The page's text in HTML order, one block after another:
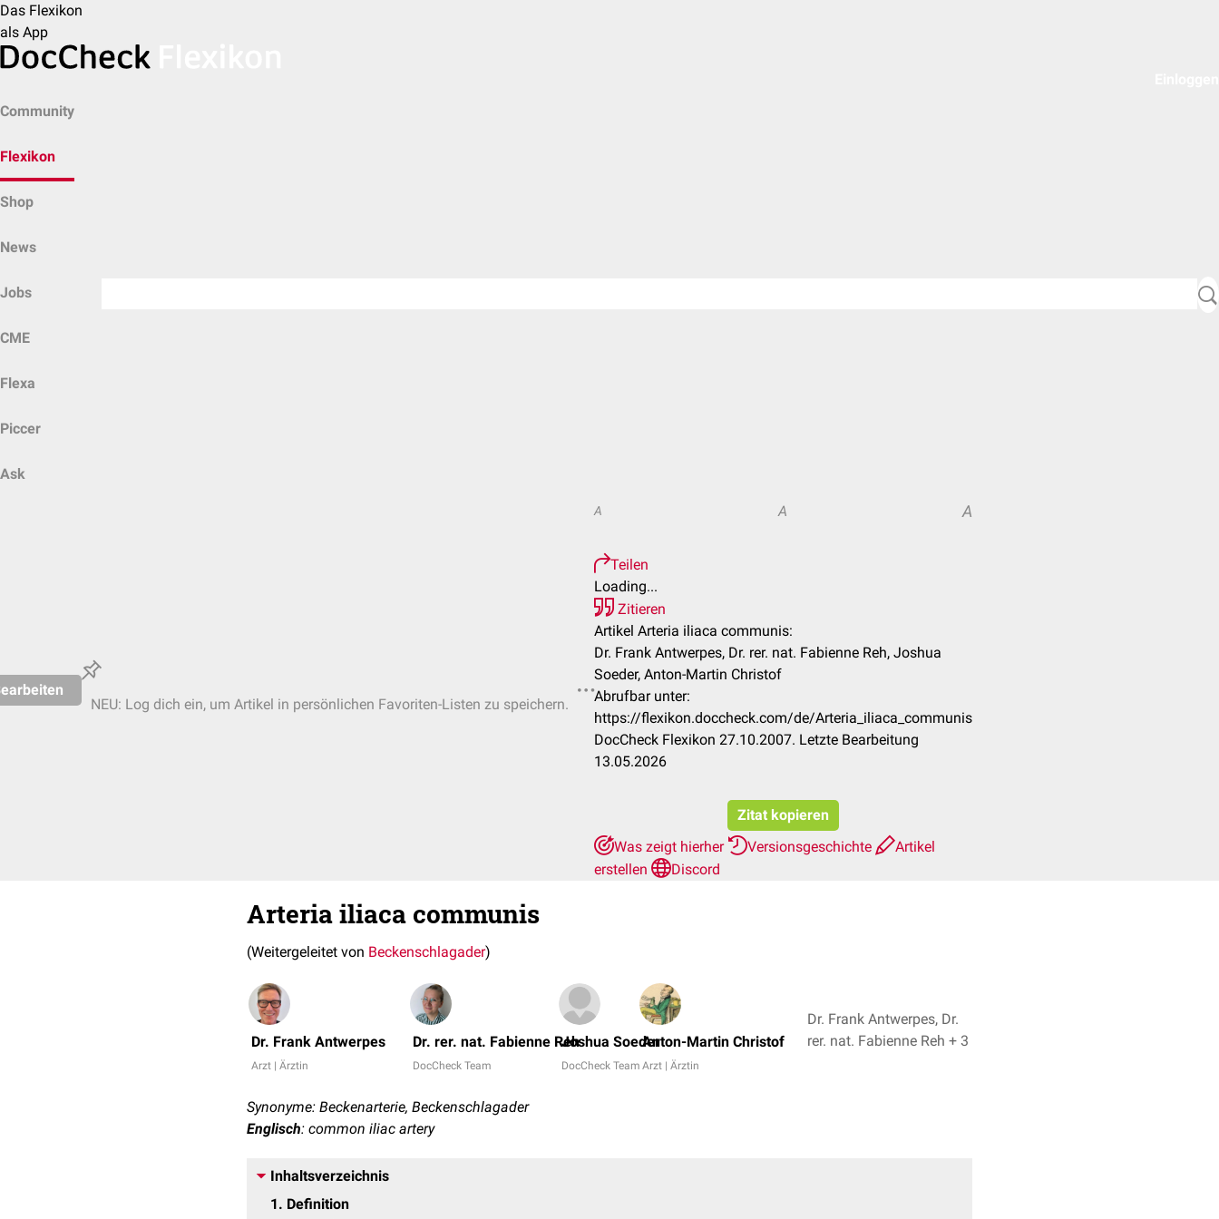
Das Flexikon
als App
Community
Flexikon
Shop
News
Jobs
CME
Flexa
Piccer
Ask
NEU: Log dich ein, um Artikel in persönlichen Favoriten-Listen zu speichern.
A A A
Teilen
Loading...
Zitieren
Artikel Arteria iliaca communis:
Dr. Frank Antwerpes, Dr. rer. nat. Fabienne Reh, Joshua
Soeder, Anton-Martin Christof
Abrufbar unter:
https://flexikon.doccheck.com/de/Arteria_iliaca_communis
DocCheck Flexikon 27.10.2007. Letzte Bearbeitung
13.05.2026
Zitat kopieren
Was zeigt hierher
Versionsgeschichte
Artikel
erstellen
Discord
Arteria iliaca communis
(Weitergeleitet von Beckenschlagader)
Dr. Frank Antwerpes
Arzt | Ärztin
Dr. rer. nat. Fabienne Reh
DocCheck Team
Joshua Soeder
DocCheck Team
Anton-Martin Christof
Arzt | Ärztin
Dr. Frank Antwerpes, Dr.
rer. nat. Fabienne Reh + 3
Synonyme: Beckenarterie, Beckenschlagader
Englisch: common iliac artery
Inhaltsverzeichnis
1
Definition